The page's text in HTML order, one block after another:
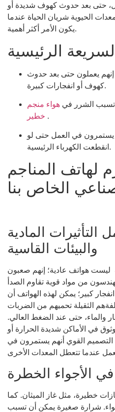
حتى بعد حدوث كهوف شديدة أو
الحيوية شريان الحياة عندما
يكون الأمر أكثر أهمية.
الرئيسية
إنهم يعملون حتى بعد حدوث
كهوف أو انفجارات كبيرة.
تسبب الشرر في هواء منجم
.
يستمرون في العمل حتى لو
انقطعت الكهرباء الرئيسية.
لهاتف المناجم
الخاص بنا
المادية
والبيئات القاسية
ليست هواتف عادية؛ إنهم صعبون
من مواد قوية تقاوم الصدأ
كبير؛ يمكن لهذه الهواتف أن
الثقيلة تحميهم من الضربات
والماء، حتى عند الضغط العالي.
في الأماكن شديدة الحرارة أو
التصميم القوي أنهم يستمرون في
الأجواء الخطرة
خطيرة، مثل غاز الميثان. كما
شرارة صغيرة يمكن أن تسبب